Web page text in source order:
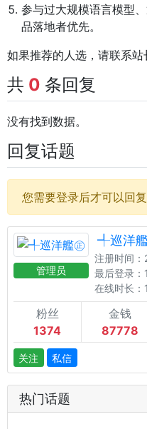
参与过大规模语言模型
品落地者优先。
如果推荐的人选，请联系站
共 0 条回复
没有找到数据。
回复话题
您需要登录后才可以回复
管理员
╃巡洋
注册时间
最后登录：
在线时长：
粉丝
1374
金钱
87778
关注 私信
热门话题